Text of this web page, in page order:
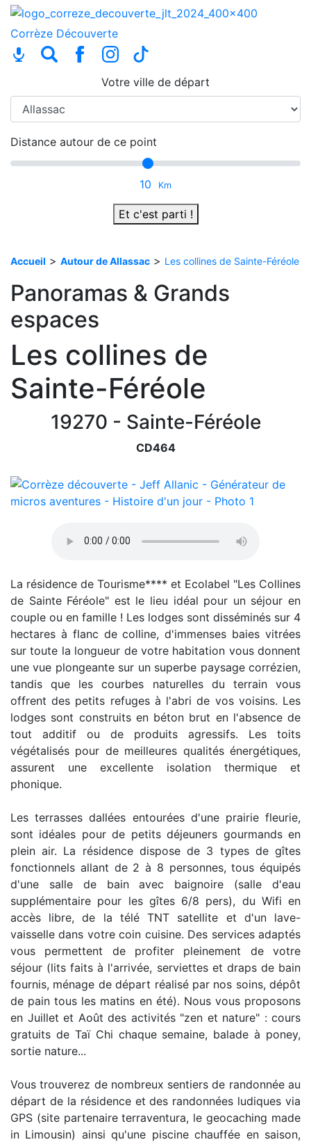
Corrèze Découverte
Votre ville de départ
Distance autour de ce point
10 Km
Et c'est parti !
Accueil > Autour de Allassac > Les collines de Sainte-Féréole
Panoramas & Grands
espaces
Les collines de
Sainte-Féréole
19270 - Sainte-Féréole
CD464
La résidence de Tourisme**** et Ecolabel "Les Collines
de Sainte Féréole" est le lieu idéal pour un séjour en
couple ou en famille ! Les lodges sont disséminés sur 4
hectares à flanc de colline, d'immenses baies vitrées
sur toute la longueur de votre habitation vous donnent
une vue plongeante sur un superbe paysage corrézien,
tandis que les courbes naturelles du terrain vous
offrent des petits refuges à l'abri de vos voisins. Les
lodges sont construits en béton brut en l'absence de
tout additif ou de produits agressifs. Les toits
végétalisés pour de meilleures qualités énergétiques,
assurent une excellente isolation thermique et
phonique.
Les terrasses dallées entourées d'une prairie fleurie,
sont idéales pour de petits déjeuners gourmands en
plein air. La résidence dispose de 3 types de gîtes
fonctionnels allant de 2 à 8 personnes, tous équipés
d'une salle de bain avec baignoire (salle d'eau
supplémentaire pour les gîtes 6/8 pers), du Wifi en
accès libre, de la télé TNT satellite et d'un lave-
vaisselle dans votre coin cuisine. Des services adaptés
vous permettent de profiter pleinement de votre
séjour (lits faits à l'arrivée, serviettes et draps de bain
fournis, ménage de départ réalisé par nos soins, dépôt
de pain tous les matins en été). Nous vous proposons
en Juillet et Août des activités "zen et nature" : cours
gratuits de Taï Chi chaque semaine, balade à poney,
sortie nature...
Vous trouverez de nombreux sentiers de randonnée au
départ de la résidence et des randonnées ludiques via
GPS (site partenaire terraventura, le geocaching made
in Limousin) ainsi qu'une piscine chauffée en saison,